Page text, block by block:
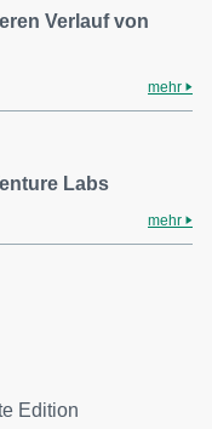
Verlauf von
mehr
Labs
mehr
Edition